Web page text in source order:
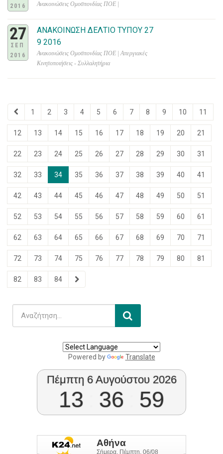
2016
Ανακοινώσεις Ομοσπονδίας ΠΟΕ |
27
ΣΕΠ
2016
ΑΝΑΚΟΙΝΩΣΗ ΔΕΛΤΙΟ ΤΥΠΟΥ 27
9 2016
Ανακοινώσεις Ομοσπονδίας ΠΟΕ | Απεργιακές
Κινητοποιήσεις - Συλλαλητήρια
1 2 3 4 5 6 7 8 9 10 11
12 13 14 15 16 17 18 19 20 21
22 23 24 25 26 27 28 29 30 31
32 33 34 35 36 37 38 39 40 41
42 43 44 45 46 47 48 49 50 51
52 53 54 55 56 57 58 59 60 61
62 63 64 65 66 67 68 69 70 71
72 73 74 75 76 77 78 79 80 81
82 83 84
Powered by Translate
Πέμπτη 6 Αυγούστου 2026
13 36 59